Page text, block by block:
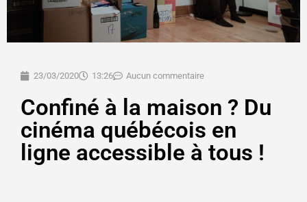
23/03/2020 13:26 Aucun commentaire
Confiné à la maison ? Du
cinéma québécois en
ligne accessible à tous !